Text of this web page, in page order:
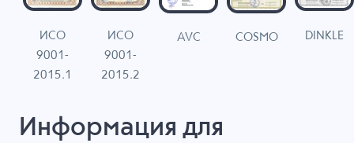
ИСО
9001-
2015.1
ИСО
9001-
2015.2
AVC COSMO DINKLE
Информация для